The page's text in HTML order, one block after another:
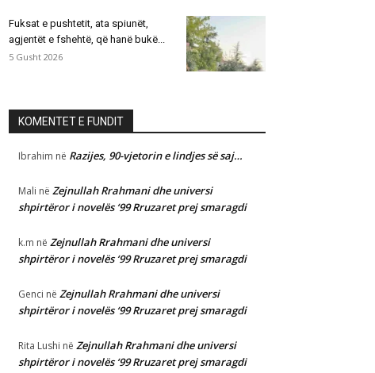
Fuksat e pushtetit, ata spiunët,
agjentët e fshehtë, që hanë bukë...
5 Gusht 2026
KOMENTET E FUNDIT
Ibrahim në Razijes, 90-vjetorin e lindjes së saj…
Mali në Zejnullah Rrahmani dhe universi
shpirtëror i novelës ‘99 Rruzaret prej smaragdi
k.m në Zejnullah Rrahmani dhe universi
shpirtëror i novelës ‘99 Rruzaret prej smaragdi
Genci në Zejnullah Rrahmani dhe universi
shpirtëror i novelës ‘99 Rruzaret prej smaragdi
Rita Lushi në Zejnullah Rrahmani dhe universi
shpirtëror i novelës ‘99 Rruzaret prej smaragdi